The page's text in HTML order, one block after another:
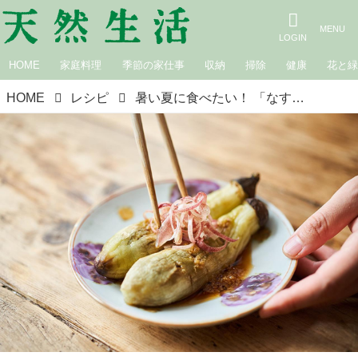
HOME 家庭料理 季節の家仕事 収納 掃除 健康 花と緑
HOME レシピ 暑い夏に食べたい！ 「なす」でつくる、簡単ごちそうレシピ12選｜7月おすすめ記事